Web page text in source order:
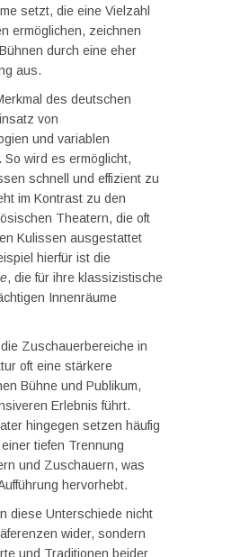
setzt, die eine Vielzahl
ermöglichen, zeichnen
durch eine eher
aus.
des deutschen
von
und variablen
So wird es ermöglicht,
schnell und effizient zu
im Kontrast zu den
Theatern, die oft
Kulissen ausgestattet
hierfür ist die
, die für ihre klassizistische
Innenräume
Zuschauerbereiche in
oft eine stärkere
Bühne und Publikum,
Erlebnis führt.
hingegen setzen häufig
tiefen Trennung
und Zuschauern, was
hervorhebt.
diese Unterschiede nicht
wider, sondern
und Traditionen beider